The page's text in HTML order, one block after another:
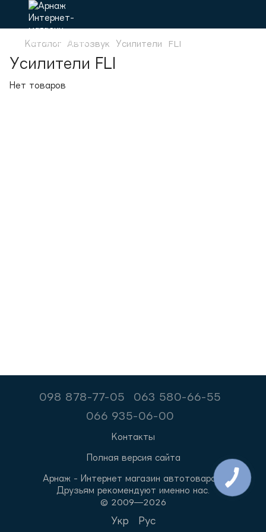
Каталог Автозвук Усилители FLI
Усилители FLI
Нет товаров
098 878-77-05
063 580-66-55
066 935-06-00
Контакты
Полная версия сайта
Арнаж - Интернет магазин автотоваров.
Друзьям рекомендуют именно нас.
© 2009—2026
Укр Рус